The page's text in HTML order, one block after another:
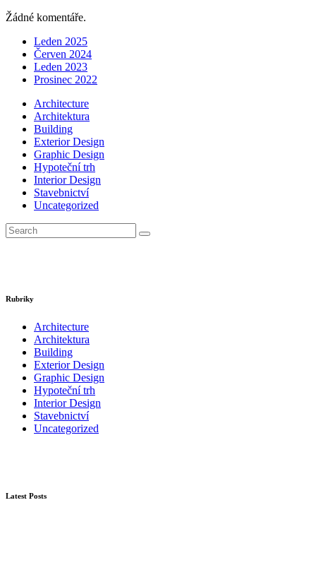
Žádné komentáře.
Leden 2025
Červen 2024
Leden 2023
Prosinec 2022
Architecture
Architektura
Building
Exterior Design
Graphic Design
Hypoteční trh
Interior Design
Stavebnictví
Uncategorized
Rubriky
Architecture
Architektura
Building
Exterior Design
Graphic Design
Hypoteční trh
Interior Design
Stavebnictví
Uncategorized
Latest Posts